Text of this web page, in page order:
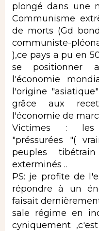
plongé dans une
Communisme
de morts (Gd
communiste-
),ce pays a pu en
se positionner
l'économie
l'origine
grâce aux
l'économie de
Victimes : les
"préssurées "(
peuples
exterminés ..
PS: je profite de
répondre à un
faisait
sale régime en
cyniquement